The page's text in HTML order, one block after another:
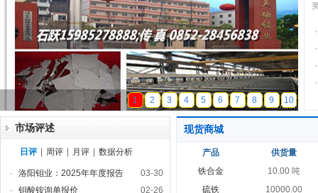
天磁锰业
1 2 3 4 5 6 7 8 9 10
·
·
·
·
市场评述
日评 周评 月评 数据分析
· 洛阳钼业：2025年年度报告
03-30
·
钼酸铵询单报价
02-26
现货商城
产品
供货量
铁合金
10.00 吨
硫铁
10000.00